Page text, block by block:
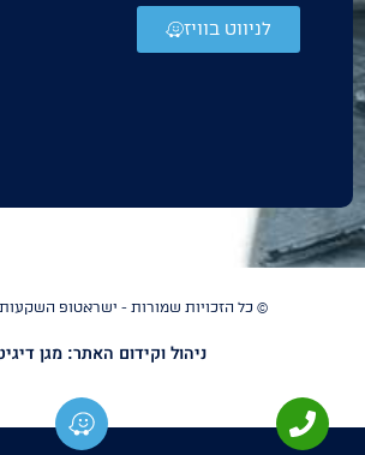
לניווט בוויז
© כל הזכויות שמורות - ישראטופ השקעות
ניהול וקידום האתר: מגן